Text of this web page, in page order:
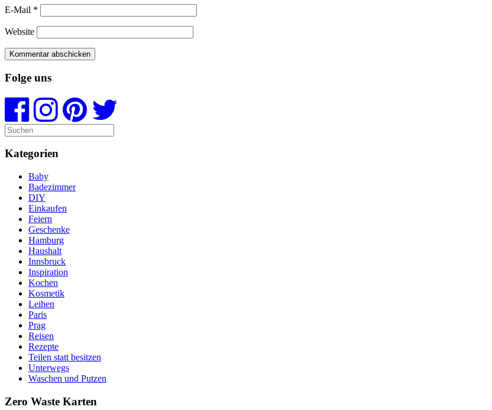
E-Mail *
Website
Folge uns
Kategorien
Baby
Badezimmer
DIY
Einkaufen
Feiern
Geschenke
Hamburg
Haushalt
Innsbruck
Inspiration
Kochen
Kosmetik
Leihen
Paris
Prag
Reisen
Rezepte
Teilen statt besitzen
Unterwegs
Waschen und Putzen
Zero Waste Karten